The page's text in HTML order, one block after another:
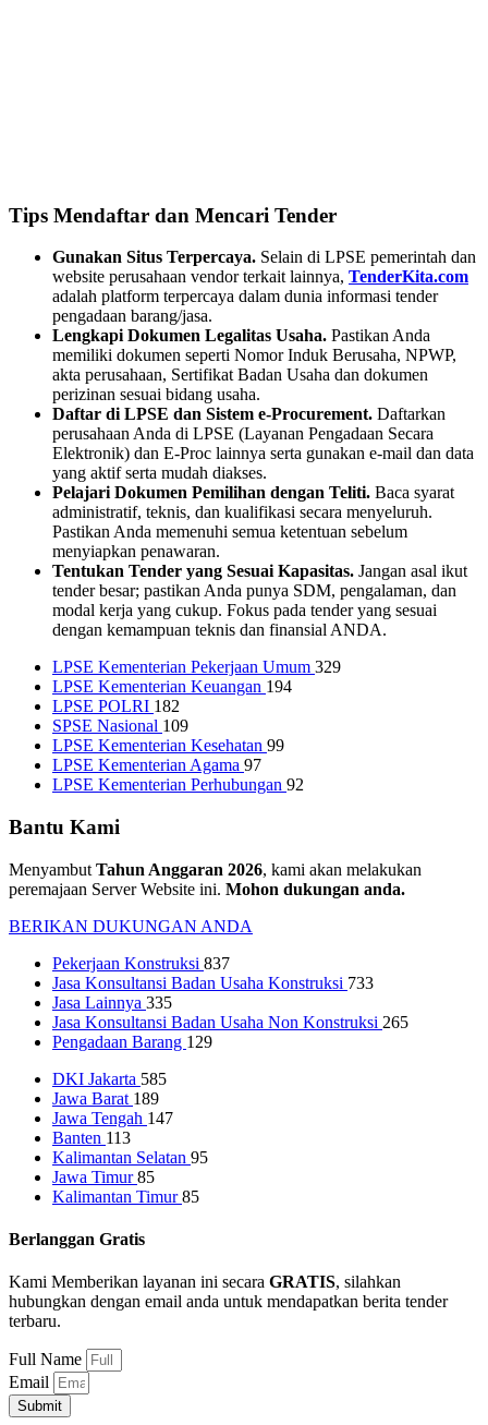
Tips Mendaftar dan Mencari Tender
Gunakan Situs Terpercaya. Selain di LPSE pemerintah dan
website perusahaan vendor terkait lainnya, TenderKita.com
adalah platform terpercaya dalam dunia informasi tender
pengadaan barang/jasa.
Lengkapi Dokumen Legalitas Usaha. Pastikan Anda
memiliki dokumen seperti Nomor Induk Berusaha, NPWP,
akta perusahaan, Sertifikat Badan Usaha dan dokumen
perizinan sesuai bidang usaha.
Daftar di LPSE dan Sistem e-Procurement. Daftarkan
perusahaan Anda di LPSE (Layanan Pengadaan Secara
Elektronik) dan E-Proc lainnya serta gunakan e-mail dan data
yang aktif serta mudah diakses.
Pelajari Dokumen Pemilihan dengan Teliti. Baca syarat
administratif, teknis, dan kualifikasi secara menyeluruh.
Pastikan Anda memenuhi semua ketentuan sebelum
menyiapkan penawaran.
Tentukan Tender yang Sesuai Kapasitas. Jangan asal ikut
tender besar; pastikan Anda punya SDM, pengalaman, dan
modal kerja yang cukup. Fokus pada tender yang sesuai
dengan kemampuan teknis dan finansial ANDA.
LPSE Kementerian Pekerjaan Umum 329
LPSE Kementerian Keuangan 194
LPSE POLRI 182
SPSE Nasional 109
LPSE Kementerian Kesehatan 99
LPSE Kementerian Agama 97
LPSE Kementerian Perhubungan 92
Bantu Kami
Menyambut Tahun Anggaran 2026, kami akan melakukan
peremajaan Server Website ini. Mohon dukungan anda.
BERIKAN DUKUNGAN ANDA
Pekerjaan Konstruksi 837
Jasa Konsultansi Badan Usaha Konstruksi 733
Jasa Lainnya 335
Jasa Konsultansi Badan Usaha Non Konstruksi 265
Pengadaan Barang 129
DKI Jakarta 585
Jawa Barat 189
Jawa Tengah 147
Banten 113
Kalimantan Selatan 95
Jawa Timur85
Kalimantan Timur85
Berlanggan Gratis
Kami Memberikan layanan ini secara GRATIS, silahkan
hubungkan dengan email anda untuk mendapatkan berita tender
terbaru.
Full Name
Email
Submit